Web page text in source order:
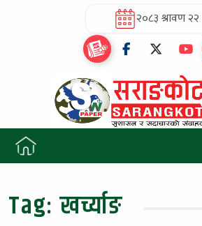
२०८३ श्रावण २२
Tag:खर्च्याङ